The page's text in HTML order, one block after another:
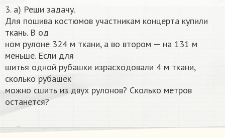
3. а) Реши задачу.
Для пошива костюмов участникам концерта купили
ткань. В од
ном рулоне 324 м ткани, а во втором — на 131 м
меньше. Если для
шитья одной рубашки израсходовали 4 м ткани,
сколько рубашек
можно сшить из двух рулонов? Сколько метров
останется?​